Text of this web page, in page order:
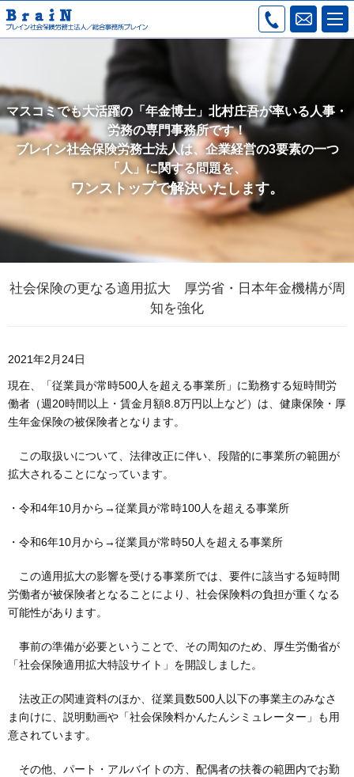
マスコミでも大活躍の「年金博士」北村庄吾が率いる人事・
労務の専門事務所です！
ブレイン社会保険労務士法人は、企業経営の3要素の一つ
「人」に関する問題を、
ワンストップで解決いたします。
社会保険の更なる適用拡大 厚労省・日本年金機構が周
知を強化
2021年2月24日
現在、「従業員が常時500人を超える事業所」に勤務する短時間労
働者（週20時間以上・賃金月額8.8万円以上など）は、健康保険・厚
生年金保険の被保険者となります。
この取扱いについて、法律改正に伴い、段階的に事業所の範囲が
拡大されることになっています。
・令和4年10月から→従業員が常時100人を超える事業所
・令和6年10月から→従業員が常時50人を超える事業所
この適用拡大の影響を受ける事業所では、要件に該当する短時間
労働者が被保険者となることにより、社会保険料の負担が重くなる
可能性があります。
事前の準備が必要ということで、その周知のため、厚生労働省が
「社会保険適用拡大特設サイト」を開設しました。
法改正の関連資料のほか、従業員数500人以下の事業主のみなさ
ま向けに、説明動画や「社会保険料かんたんシミュレーター」も用
意されています。
その他、パート・アルバイトの方、配偶者の扶養の範囲内でお勤